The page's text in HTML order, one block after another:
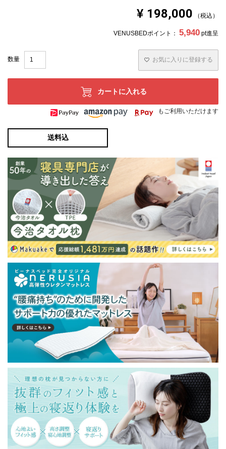
¥ 198,000 税込
VENUSBEDポイント： 5,940 pt進呈
お気に入りに登録する
カートに入れる
もご利用いただけます
送料込